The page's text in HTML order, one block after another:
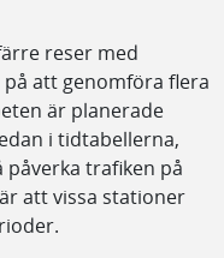
reser med
att genomföra flera
är planerade
i tidtabellerna,
påverka trafiken på
att vissa stationer